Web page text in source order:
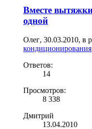
Вместе
одной
Олег, 30.03.2010, в
кондиционирования
Ответов:
14
Просмотров:
8 338
Дмитрий
13.04.2010